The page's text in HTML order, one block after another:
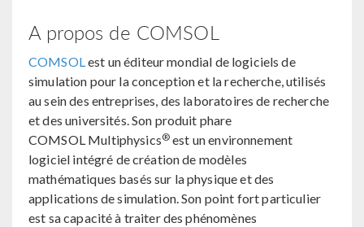
A propos de COMSOL
COMSOL est un éditeur mondial de logiciels de
simulation pour la conception et la recherche, utilisés
au sein des entreprises, des laboratoires de recherche
et des universités. Son produit phare
COMSOL Multiphysics® est un environnement
logiciel intégré de création de modèles
mathématiques basés sur la physique et des
applications de simulation. Son point fort particulier
est sa capacité à traiter des phénomènes